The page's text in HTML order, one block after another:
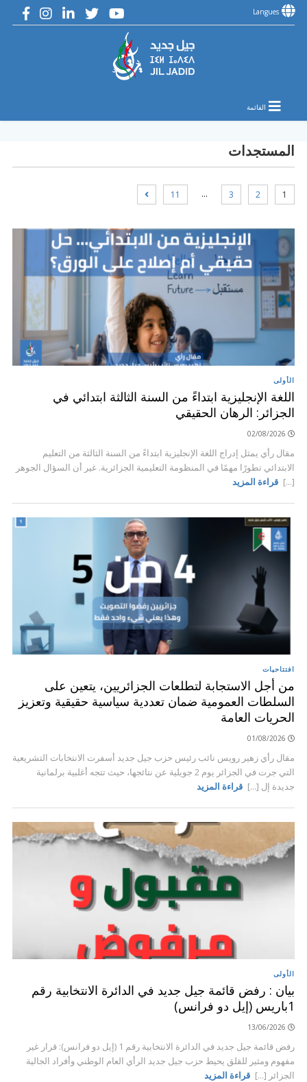
Langues
القائمة
المستجدات
1
2
3
…
11
الأولى
اللغة الإنجليزية ابتداءً من السنة الثالثة ابتدائي في
الجزائر: الرهان الحقيقي
02/08/2026
مقال رأي يمثل إدراج اللغة الإنجليزية ابتداءً من السنة الثالثة من التعليم
الابتدائي تطورًا مهمًا في المنظومة التعليمية الجزائرية. غير أن السؤال الجوهر
[...] قراءة المزيد
افتتاحيات
من أجل الاستجابة لتطلعات الجزائريين، يتعين على
السلطات العمومية ضمان تعددية سياسية حقيقية وتعزيز
الحريات العامة
01/08/2026
مقال رأي زهير رويس نائب رئيس حزب جيل جديد أسفرت الانتخابات التشريعية
التي جرت في الجزائر يوم 2 جويلية عن نتائجها، حيث تتجه أغلبية برلمانية
جديدة إل [...] قراءة المزيد
الأولى
بيان : رفض قائمة جيل جديد في الدائرة الانتخابية رقم
1باريس (إيل دو فرانس)
13/06/2026
رفض قائمة جيل جديد في الدائرة الانتخابية رقم 1 (إيل دو فرانس): قرار غير
مفهوم ومثير للقلق يحيط حزب جيل جديد الرأي العام الوطني وأفراد الجالية
الجزائر [...] قراءة المزيد